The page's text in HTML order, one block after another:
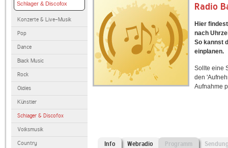
Schlager & Discofox
Konzerte & Live-Musik
Pop
Dance
Black Music
Rock
Oldies
Künstler
Schlager & Discofox
Volksmusik
Country
Radio
Hier
nach
So kannst
einplanen.
Sollte eine
den
Aufnahme
Info Webradio Programm